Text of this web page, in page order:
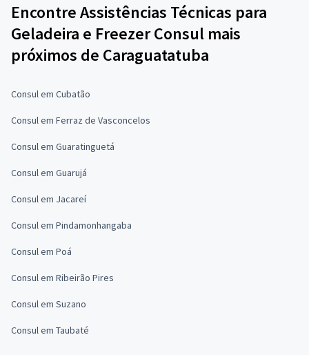
Encontre Assistências Técnicas para
Geladeira e Freezer Consul mais
próximos de Caraguatatuba
Consul em Cubatão
Consul em Ferraz de Vasconcelos
Consul em Guaratinguetá
Consul em Guarujá
Consul em Jacareí
Consul em Pindamonhangaba
Consul em Poá
Consul em Ribeirão Pires
Consul em Suzano
Consul em Taubaté